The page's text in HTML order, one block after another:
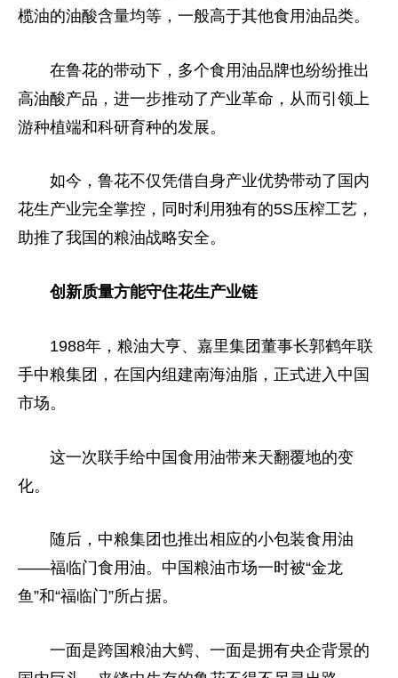
榄油的油酸含量均等，一般高于其他食用油品类。
在鲁花的带动下，多个食用油品牌也纷纷推出
高油酸产品，进一步推动了产业革命，从而引领上
游种植端和科研育种的发展。
如今，鲁花不仅凭借自身产业优势带动了国内
花生产业完全掌控，同时利用独有的5S压榨工艺，
助推了我国的粮油战略安全。
创新质量方能守住花生产业链
1988年，粮油大亨、嘉里集团董事长郭鹤年联
手中粮集团，在国内组建南海油脂，正式进入中国
市场。
这一次联手给中国食用油带来天翻覆地的变
化。
随后，中粮集团也推出相应的小包装食用油
——福临门食用油。中国粮油市场一时被“金龙
鱼”和“福临门”所占据。
一面是跨国粮油大鳄、一面是拥有央企背景的